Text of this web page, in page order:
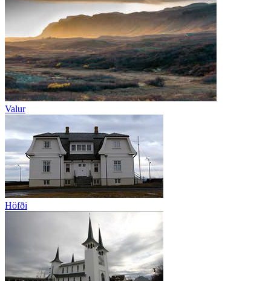
Valur
Höfði